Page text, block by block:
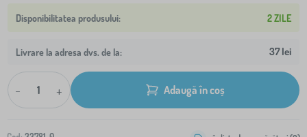
2 ZILE
Livrare la adresa dvs. de la: 37 lei
- + Adaugă în coș